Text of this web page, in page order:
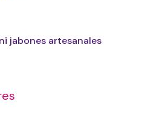
jabones artesanales